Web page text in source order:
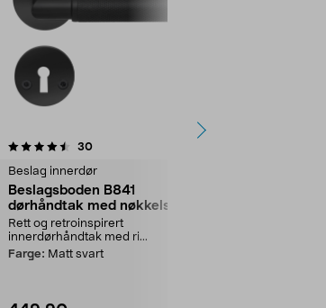
30anmeldelser
Beslag innerdør
Beslagsboden B841
dørhåndtak med nøkkelskilt,
innerdør
Rett og retroinspirert
innerdørhåndtak med ri...
Farge: Matt svart
5.0 av 5 stjerner